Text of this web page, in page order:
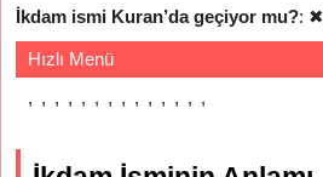
İkdam ismi Kuran’da geçiyor mu?: ✖
Hızlı Menü